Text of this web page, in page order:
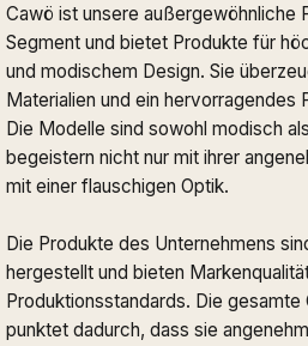
Cawö ist unsere außergewöhnliche
Segment und bietet Produkte für
und modischem Design. Sie
Materialien und ein hervorragendes
Die Modelle sind sowohl modisch
begeistern nicht nur mit ihrer
mit einer flauschigen Optik.
Die Produkte des Unternehmens
hergestellt und bieten
Produktionsstandards. Die
punktet dadurch, dass sie